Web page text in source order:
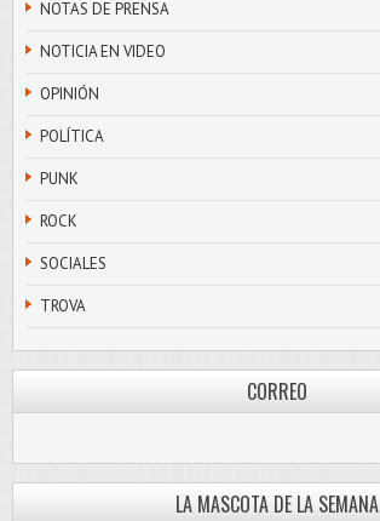
NOTAS DE PRENSA
NOTICIA EN VIDEO
OPINIÓN
POLÍTICA
PUNK
ROCK
SOCIALES
TROVA
CORREO
LA MASCOTA DE LA SEMANA